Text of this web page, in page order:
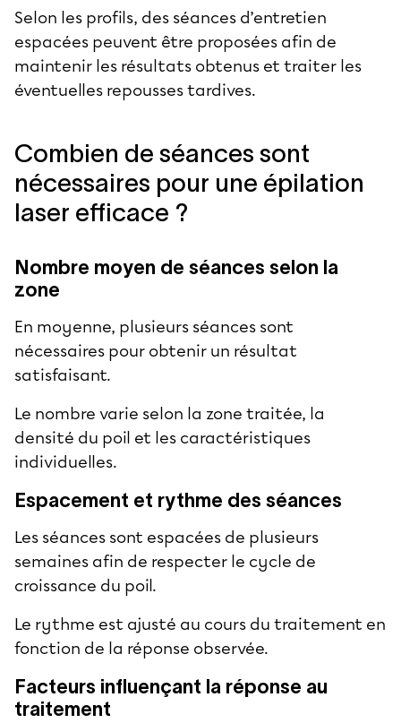
Selon les profils, des séances d’entretien
espacées peuvent être proposées afin de
maintenir les résultats obtenus et traiter les
éventuelles repousses tardives.
Combien de séances sont
nécessaires pour une épilation
laser efficace ?
Nombre moyen de séances selon la
zone
En moyenne, plusieurs séances sont
nécessaires pour obtenir un résultat
satisfaisant.
Le nombre varie selon la zone traitée, la
densité du poil et les caractéristiques
individuelles.
Espacement et rythme des séances
Les séances sont espacées de plusieurs
semaines afin de respecter le cycle de
croissance du poil.
Le rythme est ajusté au cours du traitement en
fonction de la réponse observée.
Facteurs influençant la réponse au
traitement